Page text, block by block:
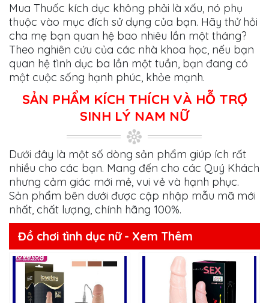
Mua Thuốc kích dục không phải là xấu, nó phụ
thuộc vào mục đích sử dụng của bạn. Hãy thử hỏi
cha mẹ bạn quan hệ bao nhiêu lần một tháng?
Theo nghiên cứu của các nhà khoa học, nếu bạn
quan hệ tình dục ba lần một tuần, bạn đang có
một cuộc sống hạnh phúc, khỏe mạnh.
SẢN PHẨM KÍCH THÍCH VÀ HỖ TRỢ
SINH LÝ NAM NỮ
Dưới đây là một số dòng sản phẩm giúp ích rất
nhiều cho các bạn. Mang đến cho các Quý Khách
nhưng cảm giác mới mẻ, vui vẻ và hạnh phục.
Sản phẩm bên dưới được cập nhập mẫu mã mới
nhất, chất lượng, chính hãng 100%.
Đồ chơi tình dục nữ - Xem Thêm